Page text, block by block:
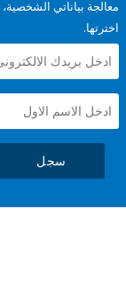
الشخصية، بالقدر